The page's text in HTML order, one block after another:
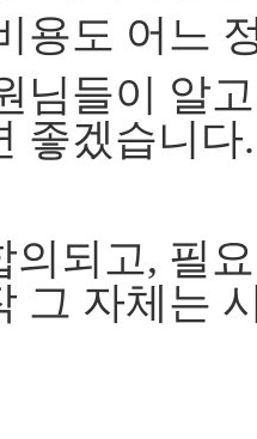
용도 어느
님들이 알
좋겠습니다.
의되고, 필
그 자체는